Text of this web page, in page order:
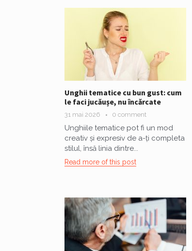
Unghii tematice cu bun gust: cum
le faci jucăușe, nu încărcate
31 mai 2026 0 comment
Unghiile tematice pot fi un mod
creativ și expresiv de a-ți completa
stilul, însă linia dintre...
Read more of this post